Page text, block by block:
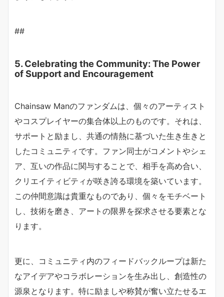
##
5. Celebrating the Community: The Power
of Support and Encouragement
Chainsaw Manのファンダムは、個々のアーティスト
やコスプレイヤーの集合体以上のものです。それは、
サポートと励まし、共通の情熱に基づいた生き生きと
したコミュニティです。ファン同士がコメントやシェ
ア、互いの作品に関与することで、相手を高め合い、
クリエイティビティが咲き誇る環境を築いています。
この仲間意識は貴重なものであり、個々をモチベート
し、技術を磨き、アートの限界を探求させる要素とな
ります。
更に、コミュニティ内のフィードバックループは新た
なアイデアやコラボレーションを生み出し、創造性の
源泉となります。特に励ましや称賛が奮い立たせるエ